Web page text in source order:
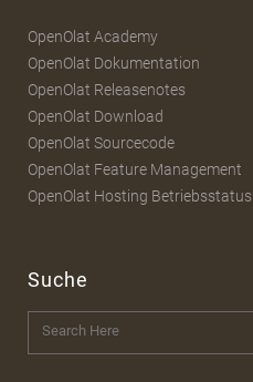
OpenOlat Academy
OpenOlat Dokumentation
OpenOlat Releasenotes
OpenOlat Download
OpenOlat Sourcecode
OpenOlat Feature Management
OpenOlat Hosting Betriebsstatus
Suche